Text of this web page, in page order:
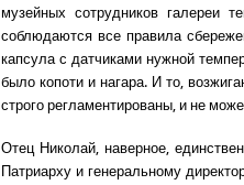
музейных сотрудников галереи
соблюдаются все правила
капсула с датчиками нужной
было копоти и нагара. И то,
строго регламентированы, и не
Отец Николай, наверное,
Патриарху и генеральному